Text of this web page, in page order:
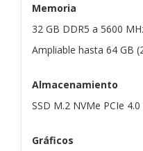
Memoria
32 GB DDR5 a 5600
Ampliable hasta 64 GB
Almacenamiento
SSD M.2 NVMe PCIe
Gráficos